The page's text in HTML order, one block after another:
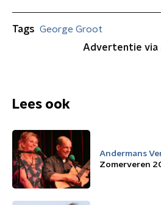
Tags George Groot
Advertentie via
Lees ook
Andermans
Zomerveren